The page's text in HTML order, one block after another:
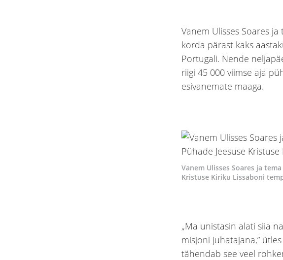
Vanem Ulisses Soares
korda pärast kaks
Portugali. Nende
riigi 45 000 viimse aja
esivanemate maaga.
Vanem Ulisses Soares ja
Kristuse Kiriku Lissaboni
„Ma unistasin alati siia
misjoni juhatajana,”
tähendab see veel